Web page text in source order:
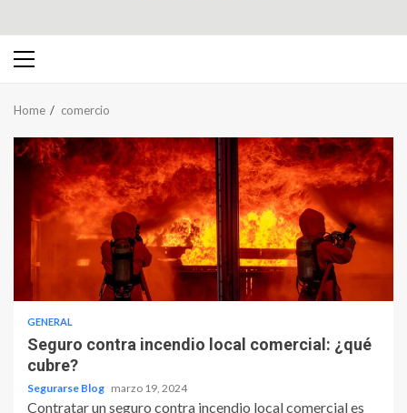
Primary
Home comercio
GENERAL
Seguro contra incendio local comercial: ¿qué
cubre?
Segurarse Blog marzo 19, 2024
Contratar un seguro contra incendio local comercial es